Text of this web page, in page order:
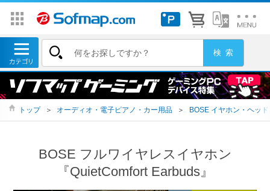
トップ ＞ オーディオ・電子ピアノ・カー用品 ＞ BOSE イヤホン・ヘッ
BOSE フルワイヤレスイヤホン
『QuietComfort Earbuds』